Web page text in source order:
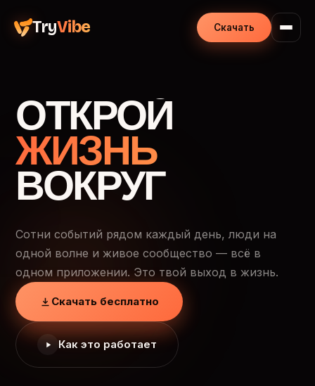
TryVibe Скачать
ОТКРОЙ
ЖИЗНЬ
ВОКРУГ
Сотни событий рядом каждый день, люди на
одной волне и живое сообщество — всё в
одном приложении. Это твой выход в жизнь.
Скачать бесплатно
Как это работает